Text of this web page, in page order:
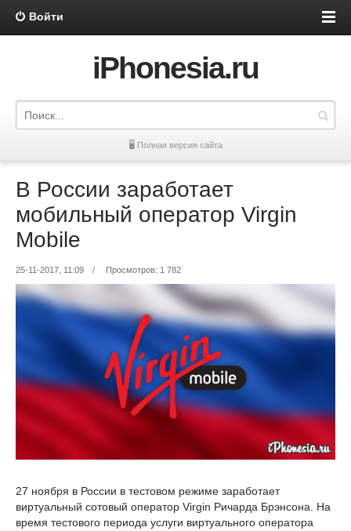
Войти
iPhonesia.ru
🖥 Полная версия сайта
В России заработает
мобильный оператор Virgin
Mobile
25-11-2017, 11:09 / Просмотров: 1 782
27 ноября в России в тестовом режиме заработает
виртуальный сотовый оператор Virgin Ричарда Брэнсона. На
время тестового периода услуги виртуального оператора